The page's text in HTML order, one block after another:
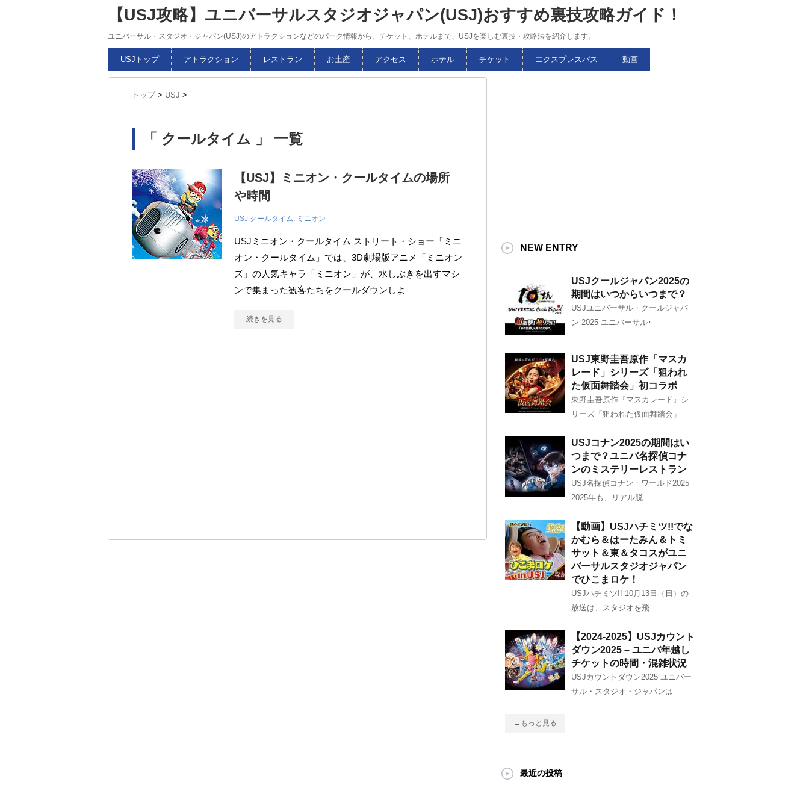
【USJ攻略】ユニバーサルスタジオジャパン(USJ)おすすめ裏技攻略ガイド！
ユニバーサル・スタジオ・ジャパン(USJ)のアトラクションなどのパーク情報から、チケット、ホテルまで、USJを楽しむ裏技・攻略法を紹介します。
USJトップ アトラクション レストラン お土産 アクセス ホテル チケット エクスプレスパス 動画
トップ > USJ >
「 クールタイム 」 一覧
【USJ】ミニオン・クールタイムの場所
や時間
USJ クールタイム, ミニオン
USJミニオン・クールタイム ストリート・ショー「ミニ
オン・クールタイム」では、3D劇場版アニメ「ミニオン
ズ」の人気キャラ「ミニオン」が、水しぶきを出すマシ
ンで集まった観客たちをクールダウンしよ
続きを見る
NEW ENTRY
USJクールジャパン2025の
期間はいつからいつまで？
USJユニバーサル・クールジャパ
ン 2025 ユニバーサル･
USJ東野圭吾原作「マスカ
レード」シリーズ「狙われ
た仮面舞踏会」初コラボ
東野圭吾原作『マスカレード』シ
リーズ「狙われた仮面舞踏会」
USJコナン2025の期間はい
つまで？ユニバ名探偵コナ
ンのミステリーレストラン
USJ名探偵コナン・ワールド2025
2025年も、リアル脱
【動画】USJハチミツ!!でな
かむら＆はーたみん＆トミ
サット＆東＆タコスがユニ
バーサルスタジオジャパン
でひこまロケ！
USJハチミツ!! 10月13日（日）の
放送は、スタジオを飛
【2024-2025】USJカウント
ダウン2025 – ユニバ年越し
チケットの時間・混雑状況
USJカウントダウン2025 ユニバー
サル・スタジオ・ジャパンは
→もっと見る
最近の投稿